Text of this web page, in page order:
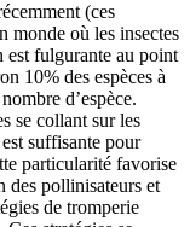
(ces
monde où les insectes
est fulgurante au point
10% des espèces à
d’espèce.
se collant sur les
suffisante pour
particularité favorise
des pollinisateurs et
de tromperie